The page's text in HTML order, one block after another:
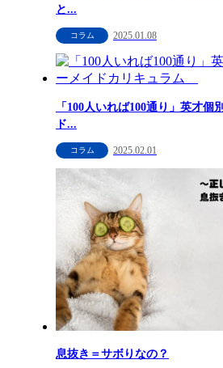
と...
コラム 2025.01.08
「100人いれば100通り」英才個
ド...
コラム 2025.02.01
息抜き＝サボりなの？